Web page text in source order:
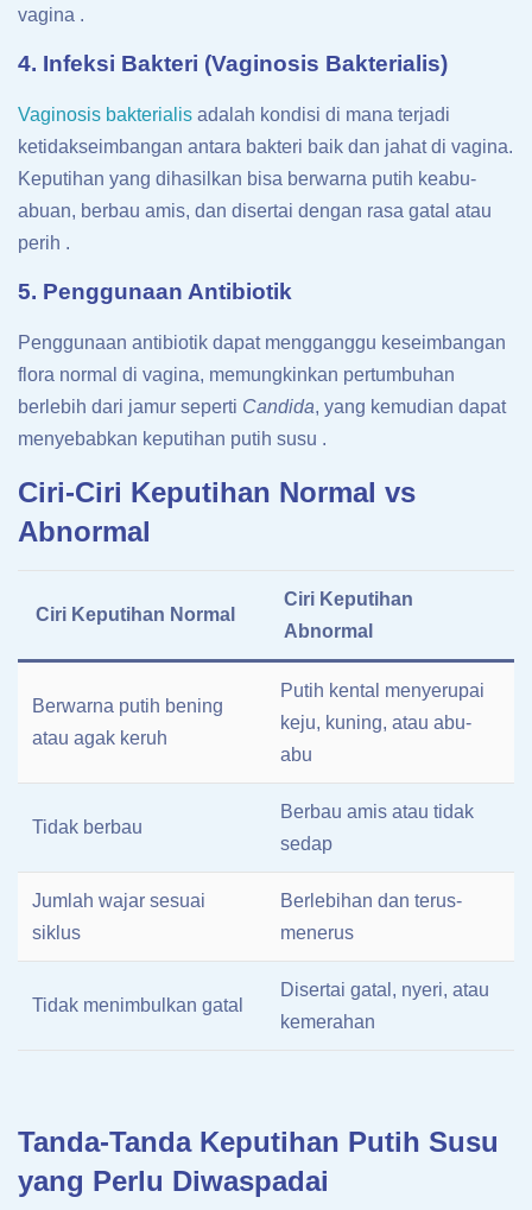
vagina .
4. Infeksi Bakteri (Vaginosis Bakterialis)
Vaginosis bakterialis adalah kondisi di mana terjadi
ketidakseimbangan antara bakteri baik dan jahat di vagina.
Keputihan yang dihasilkan bisa berwarna putih keabu-
abuan, berbau amis, dan disertai dengan rasa gatal atau
perih .
5. Penggunaan Antibiotik
Penggunaan antibiotik dapat mengganggu keseimbangan
flora normal di vagina, memungkinkan pertumbuhan
berlebih dari jamur seperti Candida, yang kemudian dapat
menyebabkan keputihan putih susu .
Ciri-Ciri Keputihan Normal vs
Abnormal
Ciri Keputihan Normal
Ciri Keputihan
Abnormal
Berwarna putih bening
atau agak keruh
Putih kental menyerupai
keju, kuning, atau abu-
abu
Tidak berbau
Berbau amis atau tidak
sedap
Jumlah wajar sesuai
siklus
Berlebihan dan terus-
menerus
Tidak menimbulkan gatal
Disertai gatal, nyeri, atau
kemerahan
Tanda-Tanda Keputihan Putih Susu
yang Perlu Diwaspadai